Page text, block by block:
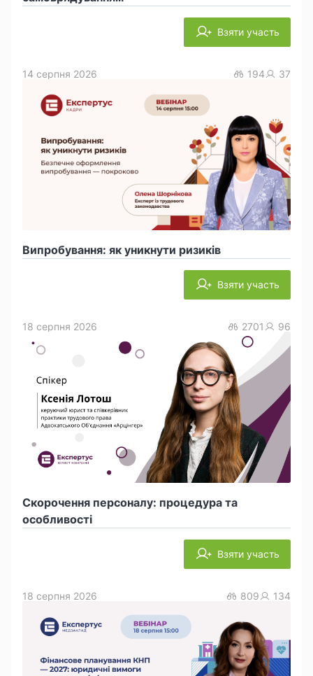
Взяти участь
Випробування: як уникнути ризиків
14 серпня 2026 194 37
Взяти участь
Скорочення персоналу: процедура та
особливості
18 серпня 2026 2701 96
Взяти участь
18 серпня 2026 809 134